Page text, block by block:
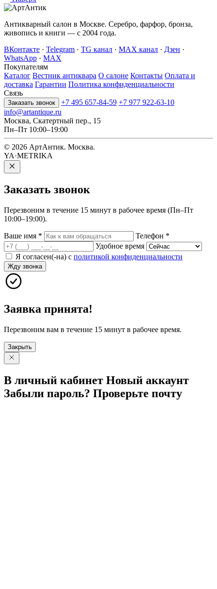
Антикварный салон в Москве. Серебро, фарфор, бронза,
живопись и книги — с 2004 года.
ВКонтакте · Telegram · TG канал · MAX канал · Дзен ·
WhatsApp · MAX
Покупателям
Каталог Вестник антиквара О салоне Контакты Оплата и
доставка Гарантии Политика конфиденциальности
Связь
Заказать звонок +7 495 657-84-59 +7 977 922-63-10
info@artantique.ru
Москва, Скатертный пер., 15
Пн–Пт 10:00–19:00
© 2026 АртАнтик. Москва.
YA·METRIKA
Заказать звонок
Перезвоним в течение 15 минут в рабочее время (Пн–Пт
10:00–19:00).
Ваше имя * Телефон *
Удобное время
Я согласен(-на) с политикой конфиденциальности
Жду звонка
Заявка принята!
Перезвоним вам в течение 15 минут в рабочее время.
Закрыть
В личный кабинет Новый аккаунт
Забыли пароль? Проверьте почту